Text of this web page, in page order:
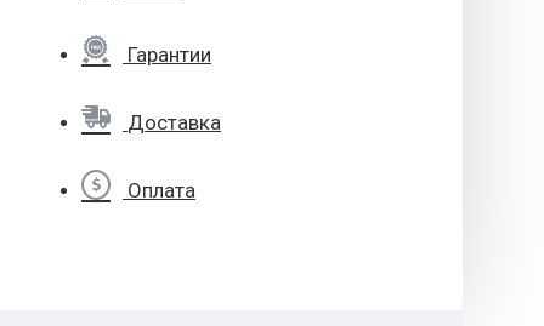
Гарантии
Доставка
Оплата